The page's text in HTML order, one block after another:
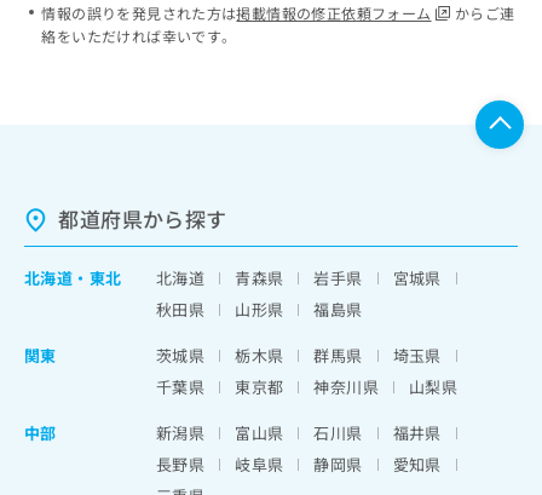
情報の誤りを発見された方は掲載情報の修正依頼フォーム
からご連
絡をいただければ幸いです。
都道府県から探す
北海道 ・ 東北 北海道 青森県 岩手県
宮城県
秋田県
山形県
福島県
関東
茨城県 栃木県 群馬県
埼玉県
千葉県
東京都 神奈川県
山梨県
中部
新潟県 富山県 石川県
福井県
長野県
岐阜県 静岡県
愛知県